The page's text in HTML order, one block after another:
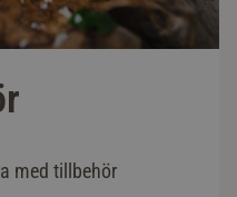
med tillbehör